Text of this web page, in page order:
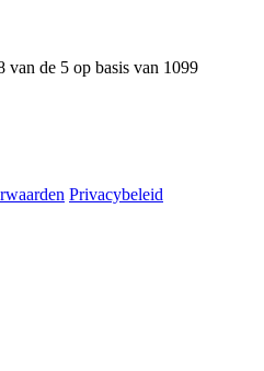
van de 5 op basis van 1099
Privacybeleid